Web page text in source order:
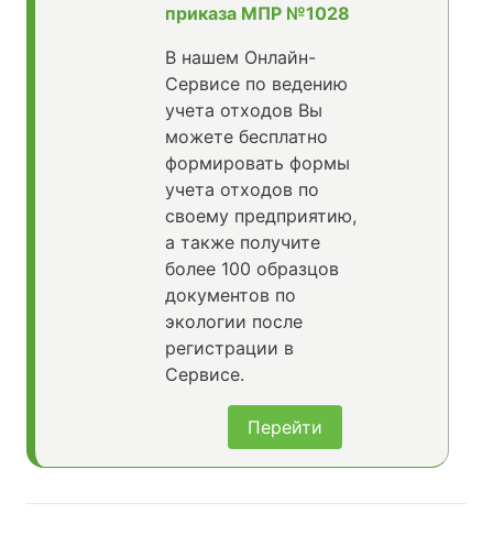
приказа МПР №1028
В нашем Онлайн-
Сервисе по ведению
учета отходов Вы
можете бесплатно
формировать формы
учета отходов по
своему предприятию,
а также получите
более 100 образцов
документов по
экологии после
регистрации в
Сервисе.
Перейти